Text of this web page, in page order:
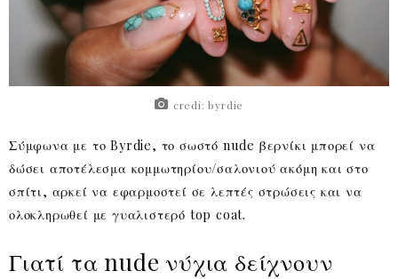
credi: byrdie
Σύμφωνα με το Byrdie, το σωστό nude βερνίκι μπορεί να
δώσει αποτέλεσμα κομμωτηρίου/σαλονιού ακόμη και στο
σπίτι, αρκεί να εφαρμοστεί σε λεπτές στρώσεις και να
ολοκληρωθεί με γυαλιστερό top coat.
Γιατί τα nude νύχια δείχνουν